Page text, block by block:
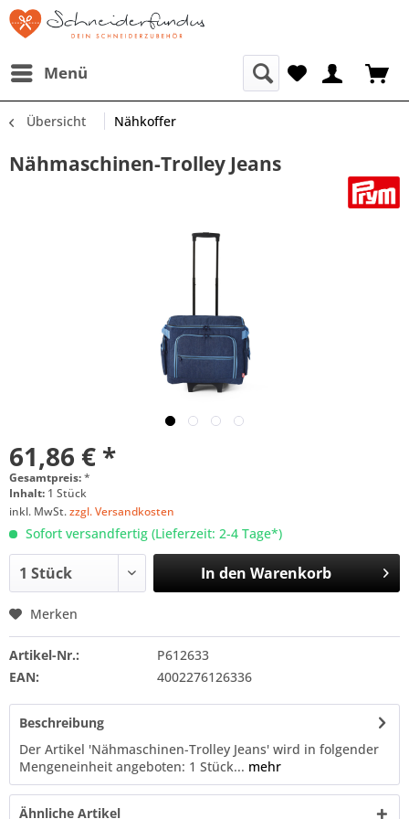
Menü
Übersicht Nähkoffer
Nähmaschinen-Trolley Jeans
61,86 € *
Gesamtpreis:*
Inhalt: 1 Stück
inkl. MwSt.zzgl. Versandkosten
Sofort versandfertig (Lieferzeit: 2-4 Tage*)
In den Warenkorb
Merken
Artikel-Nr.:
P612633
EAN:
4002276126336
Beschreibung
Der Artikel 'Nähmaschinen-Trolley Jeans' wird in folgender
Mengeneinheit angeboten: 1 Stück... mehr
Ähnliche Artikel